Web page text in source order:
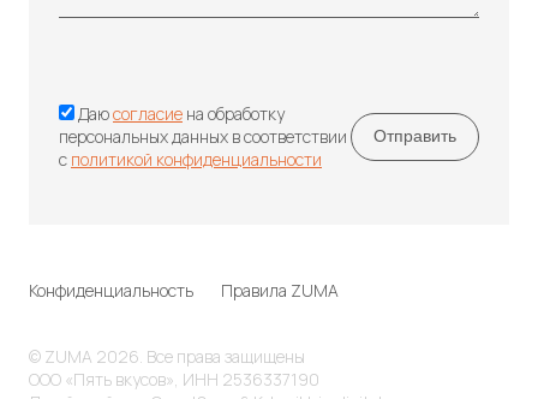
Даюсогласие на обработку
персональных данных в соответствии
с политикой конфиденциальности
Конфиденциальность Правила ZUMA
© ZUMA 2026. Все права защищены
ООО «Пять вкусов», ИНН 2536337190